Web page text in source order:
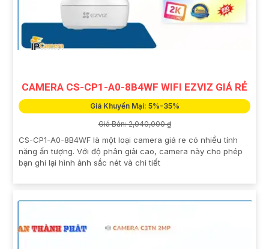
CAMERA CS-CP1-A0-8B4WF WIFI EZVIZ GIÁ RẺ
Giá Khuyến Mại: 5%-35%
Giá Bán: 2,040,000 ₫
CS-CP1-A0-8B4WF là một loại camera giá re có nhiều tính
năng ấn tượng. Với độ phân giải cao, camera này cho phép
bạn ghi lại hình ảnh sắc nét và chi tiết